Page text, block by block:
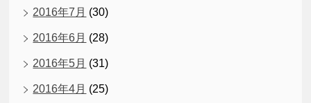
2016年7月 (30)
2016年6月 (28)
2016年5月 (31)
2016年4月 (25)